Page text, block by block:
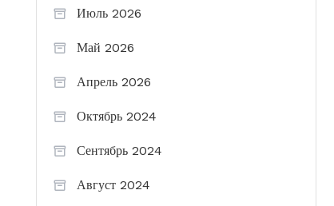
Июль 2026
Май 2026
Апрель 2026
Октябрь 2024
Сентябрь 2024
Август 2024